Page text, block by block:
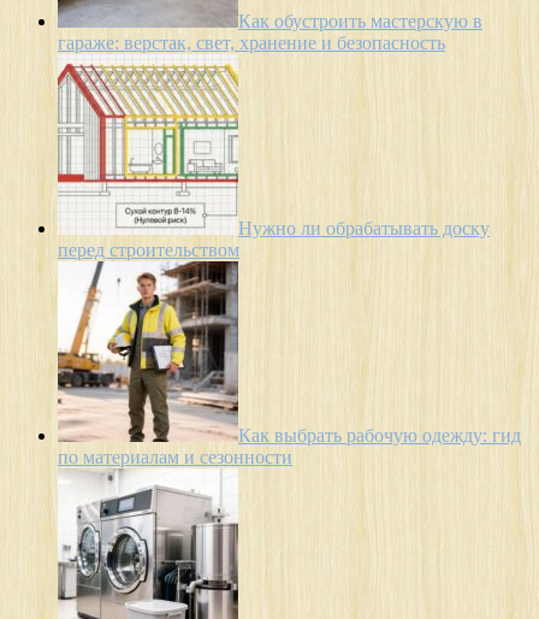
Как обустроить мастерскую в
гараже: верстак, свет, хранение и безопасность
Нужно ли обрабатывать доску
перед строительством
Как выбрать рабочую одежду: гид
по материалам и сезонности